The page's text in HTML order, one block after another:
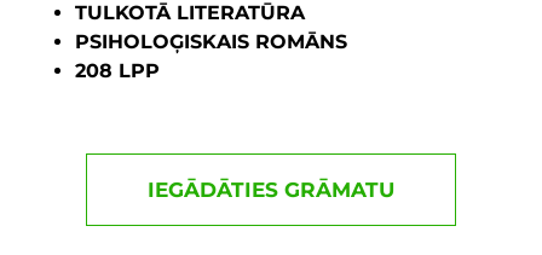
TULKOTĀ LITERATŪRA
PSIHOLOĢISKAIS ROMĀNS
208 LPP
IEGĀDĀTIES GRĀMATU